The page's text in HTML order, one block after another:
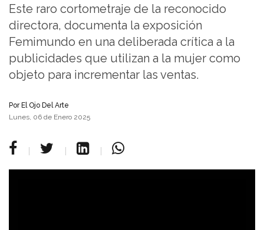
Este raro cortometraje de la reconocido
directora, documenta la exposición
Femimundo en una deliberada crítica a la
publicidades que utilizan a la mujer como
objeto para incrementar las ventas.
Por El Ojo Del Arte
Lunes, 06 de Enero 2025